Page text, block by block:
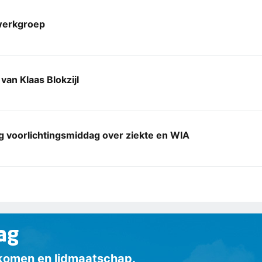
Klaas Blokzijl
voorlichtingsmiddag over ziekte en WIA
en lidmaatschap.